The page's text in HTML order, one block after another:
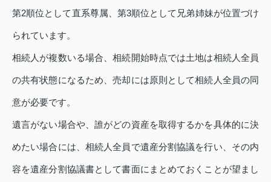
第2順位として直系尊属、第3順位として兄弟姉妹が位置づけ
られています。
相続人が複数いる場合、相続開始時点では土地は相続人全員
の共有状態になるため、売却には原則として相続人全員の同
意が必要です。
遺言がない場合や、誰がどの資産を取得するかを具体的に決
めたい場合には、相続人全員で遺産分割協議を行い、その内
容を遺産分割協議書として書面にまとめておくことが望まし